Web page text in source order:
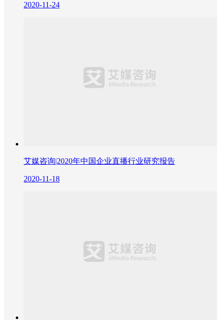
2020-11-24
艾媒咨询|2020年中国企业直播行业研究报告
2020-11-18